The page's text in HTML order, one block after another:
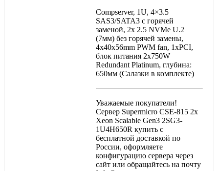
Compserver, 1U, 4×3.5
SAS3/SATA3 с горячей
заменой, 2x 2.5 NVMe U.2
(7мм) без горячей замены,
4x40x56mm PWM fan, 1xPCI,
блок питания 2х750W
Redundant Platinum, глубина:
650мм (Салазки в комплекте)
Уважаемые покупатели!
Сервер Supermicro CSE-815 2x
Xeon Scalable Gen3 2SG3-
1U4H650R купить с
бесплатной доставкой по
России, оформляете
конфигурацию сервера через
сайт или обращайтесь на почту